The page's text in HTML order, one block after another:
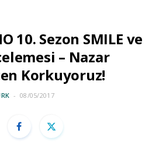
10. Sezon SMILE ve
– Nazar
Korkuyoruz!
08/05/2017